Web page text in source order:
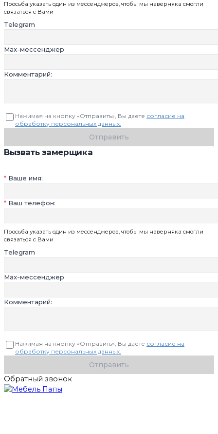
Просьба указать один из мессенджеров, чтобы мы наверняка смогли
связаться с Вами
Telegram
Max-мессенджер
Комментарий:
Нажимая на кнопку «Отправить», Вы даете согласие на
обработку персональных данных.
Отправить
Вызвать замерщика
Ваше имя:
Ваш телефон:
Просьба указать один из мессенджеров, чтобы мы наверняка смогли
связаться с Вами
Telegram
Max-мессенджер
Комментарий:
Нажимая на кнопку «Отправить», Вы даете согласие на
обработку персональных данных.
Отправить
Обратный звонок